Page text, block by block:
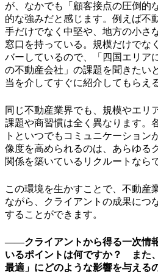
が、なかでも「顧客接点の圧倒的
的な強みだと感じます。例えば不
手だけでなく中堅や、地方の小さ
窓口を持っている。規模だけでな
バーしているので、「四国エリア
の不動産会社」の課題を聞きたい
当を介してすぐに紹介してもらえ
同じ不動産業界でも、規模やエリ
課題や商習慣は全く異なります。
トといつでもコミュニケーション
像度を高められるのは、あらゆる
関係を築いているリクルートなら
この環境を生かすことで、不動産
ながら、クライアントの成果につ
することができます。
――クライアントから得る一次情
いるポイントは何ですか？ また
最適」にどのような影響を与える